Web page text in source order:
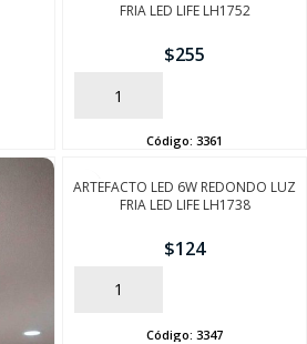
FRIA LED LIFE LH1752
$255
AÑADIR
Código: 3361
ARTEFACTO LED 6W REDONDO LUZ
FRIA LED LIFE LH1738
$124
AÑADIR
Código: 3347